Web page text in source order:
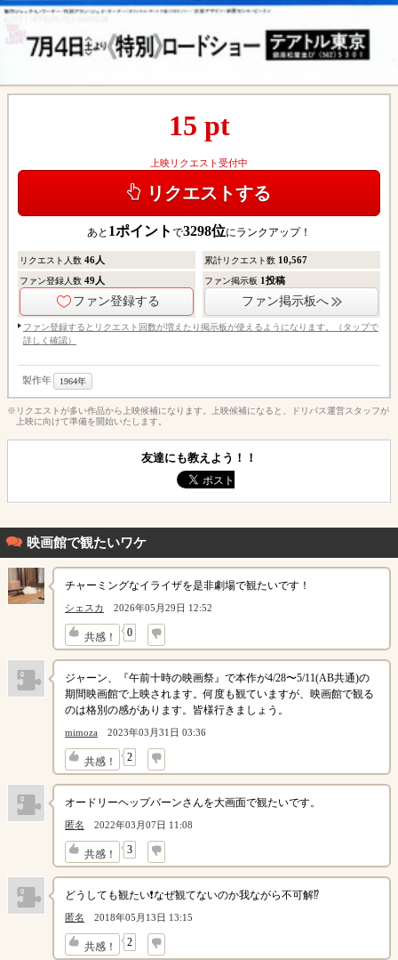
15 pt
上映リクエスト受付中
リクエストする
あと 1ポイント で3298位にランクアップ！
リクエスト人数 46人 累計リクエスト数 10,567
ファン登録人数 49 人
ファン登録する
ファン掲示板 1投稿
ファン掲示板へ
ファン登録するとリクエスト回数が増えたり掲示板が使えるようになります。（タップで
詳しく確認）
製作年 1964年
※リクエストが多い作品から上映候補になります。上映候補になると、ドリパス運営スタッフが
上映に向けて準備を開始いたします。
友達にも教えよう！！
映画館で観たいワケ
チャーミングなイライザを是非劇場で観たいです！
シェスカ 2026年05月29日 12:52
共感！ 0
↓
ジャーン、『午前十時の映画祭』で本作が4/28〜5/11(AB共通)の
期間映画館で上映されます。何度も観ていますが、映画館で観る
のは格別の感があります。皆様行きましょう。
mimoza 2023年03月31日 03:36
共感！ 2
↓
オードリーヘップバーンさんを大画面で観たいです。
匿名 2022年03月07日 11:08
共感！ 3
↓
どうしても観たい❗なぜ観てないのか我ながら不可解⁉
匿名 2018年05月13日 13:15
共感！ 2
↓